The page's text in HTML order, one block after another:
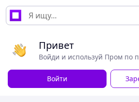
Привет
Войди и используй Пром по
Войти